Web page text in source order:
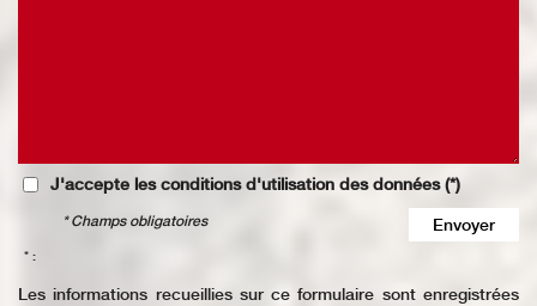
J'accepte les conditions d'utilisation des données (*)
Envoyer
* Champs obligatoires
* :
Les informations recueillies sur ce formulaire sont enregistrées